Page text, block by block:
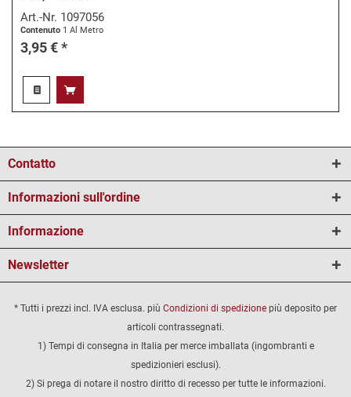
Art.-Nr. 1097056
Contenuto 1 Al Metro
3,95 € *
Contatto
Informazioni sull'ordine
Informazione
Newsletter
* Tutti i prezzi incl. IVA esclusa. più Condizioni di spedizione più deposito per
articoli contrassegnati.
1) Tempi di consegna in Italia per merce imballata (ingombranti e
spedizionieri esclusi).
2) Si prega di notare il nostro diritto di recesso per tutte le informazioni.